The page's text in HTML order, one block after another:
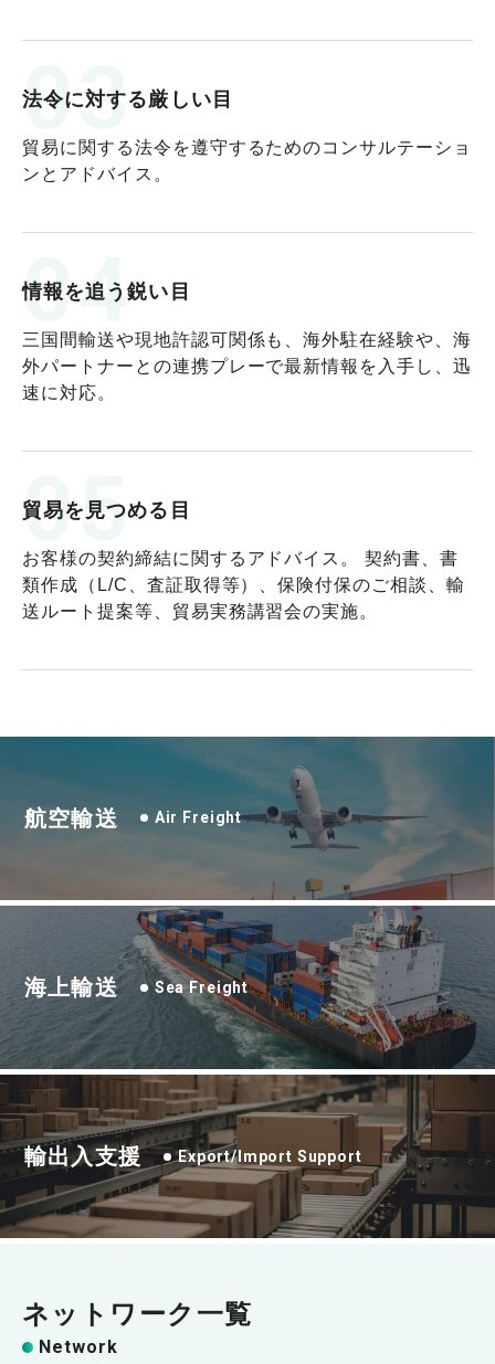
03
法令に対する厳しい目
貿易に関する法令を遵守するためのコンサルテーショ
ンとアドバイス。
04
情報を追う鋭い目
三国間輸送や現地許認可関係も、海外駐在経験や、海
外パートナーとの連携プレーで最新情報を入手し、迅
速に対応。
05
貿易を見つめる目
お客様の契約締結に関するアドバイス。 契約書、書
類作成（L/C、査証取得等）、保険付保のご相談、輸
送ルート提案等、貿易実務講習会の実施。
航空輸送 Air Freight
海上輸送 Sea Freight
輸出入支援 Export/Import Support
ネットワーク一覧
Network